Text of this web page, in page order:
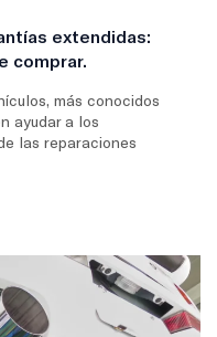
extendidas:
comprar.
más conocidos
ayudar a los
las reparaciones